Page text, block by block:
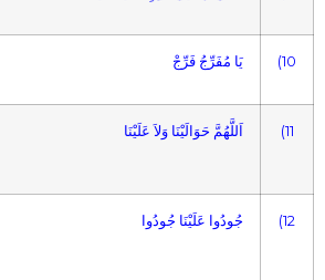
يَا مُفَرِّجُ فَرِّجْ (10
اَللَّهُمَّ حَوَالَيْنَا وَلاَ عَلَيْنَا (11
جُودُوا عَلَيْنَا جُودُوا (12